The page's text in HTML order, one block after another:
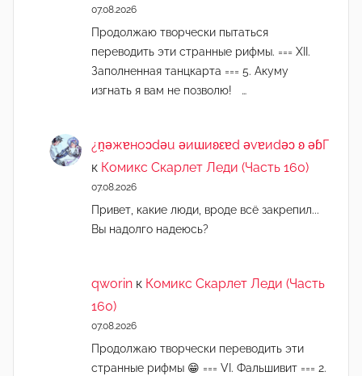
07.08.2026
Продолжаю творчески пытаться
переводить эти странные рифмы. === XII.
Заполненная танцкарта === 5. Акуму
изгнать я вам не позволю! …
¿n̯ǝжɐноɔdǝu ǝиɯиʚεɐd ǝvɐиdǝɔ ʚ ǝɓГ
к Комикс Скарлет Леди (Часть 160)
07.08.2026
Привет, какие люди, вроде всё закрепил...
Вы надолго надеюсь?
qworin к Комикс Скарлет Леди (Часть
160)
07.08.2026
Продолжаю творчески переводить эти
странные рифмы 😁 === VI. Фальшивит === 2.